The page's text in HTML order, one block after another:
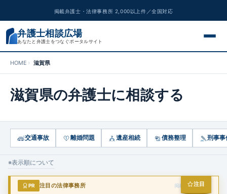
掲載弁護士・法律事務所 2,000以上件／全国対応
弁護士相談広場
あなたと弁護士をつなぐポータルサイト
交通事故
離婚問題
遺産相続
債務整理
刑事事件
HOME 滋賀県
滋賀県の弁護士に相談する
交通事故 離婚問題 遺産相続 債務整理 刑事事
※表示順について
注目
PR 注目の法律事務所 掲載スポンサー